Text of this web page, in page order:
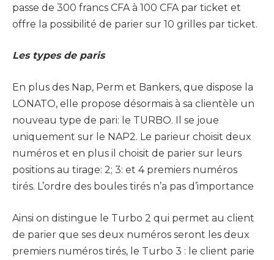
passe de 300 francs CFA à 100 CFA par ticket et
offre la possibilité de parier sur 10 grilles par ticket.
Les types de paris
En plus des Nap, Perm et Bankers, que dispose la
LONATO, elle propose désormais à sa clientèle un
nouveau type de pari: le TURBO. Il se joue
uniquement sur le NAP2. Le parieur choisit deux
numéros et en plus il choisit de parier sur leurs
positions au tirage: 2; 3: et 4 premiers numéros
tirés. L’ordre des boules tirés n’a pas d’importance
Ainsi on distingue le Turbo 2 qui permet au client
de parier que ses deux numéros seront les deux
premiers numéros tirés, le Turbo 3 : le client parie